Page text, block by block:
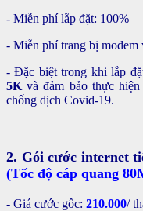
- Miễn phí lắp đặt: 100%
- Miễn phí trang bị modem
- Đặc biệt trong khi lắp
5K và đảm bảo thực
chống dịch Covid-19.
2. Gói cước internet
(Tốc độ cáp quang
- Giá cước gốc: 210.000/